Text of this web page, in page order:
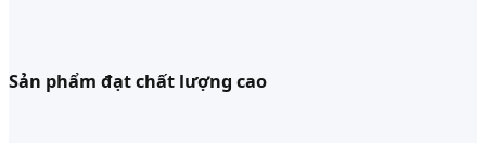
Sản phẩm đạt chất lượng cao